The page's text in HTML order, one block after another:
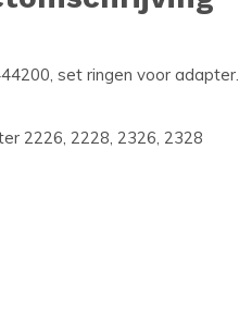
set ringen voor adapter.
2226, 2228, 2326, 2328